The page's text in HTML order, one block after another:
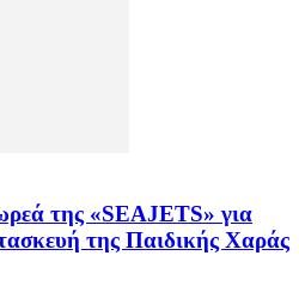
της «SEAJETS» για
της Παιδικής Χαράς